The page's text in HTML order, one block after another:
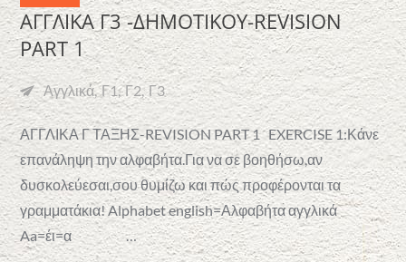
ΑΓΓΛΙΚΑ Γ3 -ΔΗΜΟΤΙΚΟΥ-REVISION
PART 1
Αγγλικά Γ1 Γ2 Γ3
ΑΓΓΛΙΚΑ Γ ΤΑΞΗΣ-REVISION PART 1 EXERCISE 1:Κάνε
επανάληψη την αλφαβήτα.Για να σε βοηθήσω,αν
δυσκολεύεσαι,σου θυμίζω και πώς προφέρονται τα
γραμματάκια! Alphabet english=Αλφαβήτα αγγλικά
Aa=έι=α …